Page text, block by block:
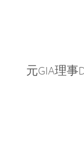
元GIA理事